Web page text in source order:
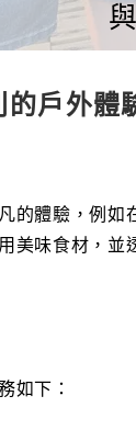
的戶外體
的體驗，例如
美味食材，並
如下：